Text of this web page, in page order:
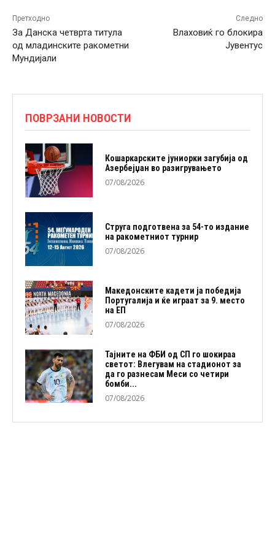
Претходно
За Данска четврта титула
од младинските ракометни
Мундијали
Следно
Влаховиќ го блокира
Јувентус
ПОВРЗАНИ НОВОСТИ
Кошаркарските јуниорки загубија од
Азербејџан во разигрувањето
07/08/2026
Струга подготвена за 54-то издание
на ракометниот турнир
07/08/2026
Македонските кадети ја победија
Португалија и ќе играат за 9. место
на ЕП
07/08/2026
Тајните на ФБИ од СП го шокираа
светот: Влегувам на стадионот за
да го разнесам Меси со четири
бомби...
07/08/2026